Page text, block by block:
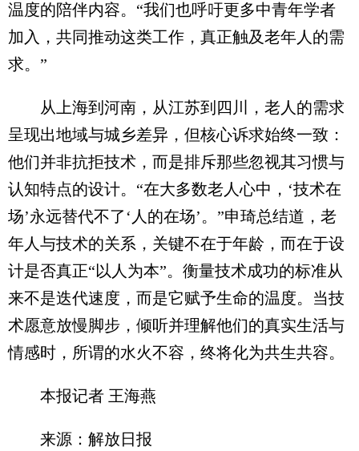
温度的陪伴内容。“我们也呼吁更多中青年学者
加入，共同推动这类工作，真正触及老年人的需
求。”
从上海到河南，从江苏到四川，老人的需求
呈现出地域与城乡差异，但核心诉求始终一致：
他们并非抗拒技术，而是排斥那些忽视其习惯与
认知特点的设计。“在大多数老人心中，‘技术在
场’永远替代不了‘人的在场’。”申琦总结道，老
年人与技术的关系，关键不在于年龄，而在于设
计是否真正“以人为本”。衡量技术成功的标准从
来不是迭代速度，而是它赋予生命的温度。当技
术愿意放慢脚步，倾听并理解他们的真实生活与
情感时，所谓的水火不容，终将化为共生共容。
本报记者 王海燕
来源：解放日报